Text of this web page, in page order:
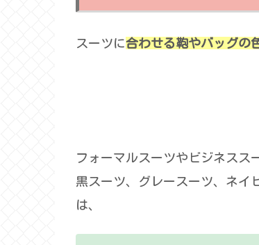
スーツに合わせる鞄やバッグの
フォーマルスーツやビジネスス
黒スーツ、グレースーツ、ネイ
は、